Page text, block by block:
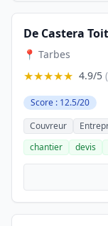
De Castera
📍 Tarbes
★★★★★ 4.9/5
Score : 12.5/20
Couvreur
chantier
devis